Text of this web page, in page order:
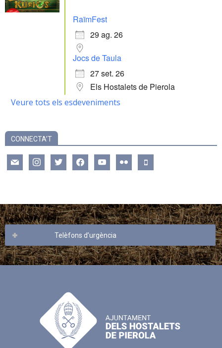
RaïmFest
29 ag. 26
Jocs de Taula
27 set. 26
Els Hostalets de Pierola
Veure tots els esdeveniments
CONNECTA’T
mail instagramtwitter facebookyoutube flickr mobile
Telèfons d’urgència